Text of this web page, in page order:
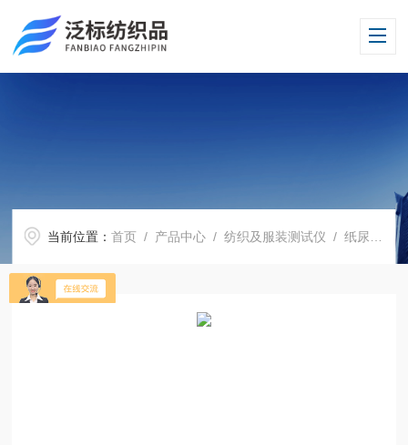
当前位置：首页 / 产品中心 /纺织及服装测试仪 /纸尿裤卫生巾测试仪